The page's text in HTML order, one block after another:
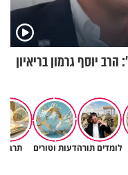
יוסף גרמון בריאיון
לומדים תורהדעות וטורים
פתח קטן - ומקבלים